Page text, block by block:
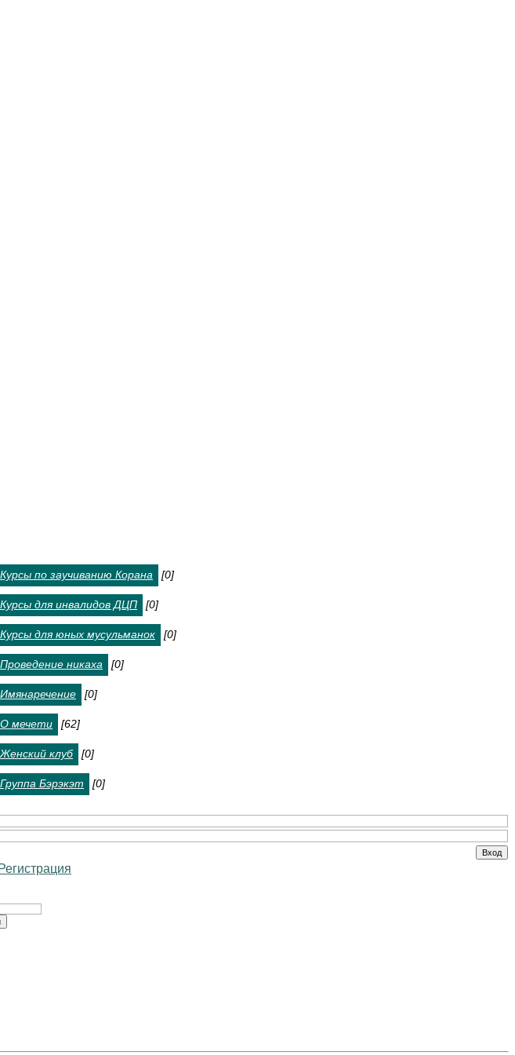
Курсы по заучиванию Корана [0]
Курсы для инвалидов ДЦП [0]
Курсы для юных мусульманок [0]
Проведение никаха [0]
Имянаречение [0]
О мечети [62]
Женский клуб [0]
Группа Бэрэкэт [0]
Регистрация